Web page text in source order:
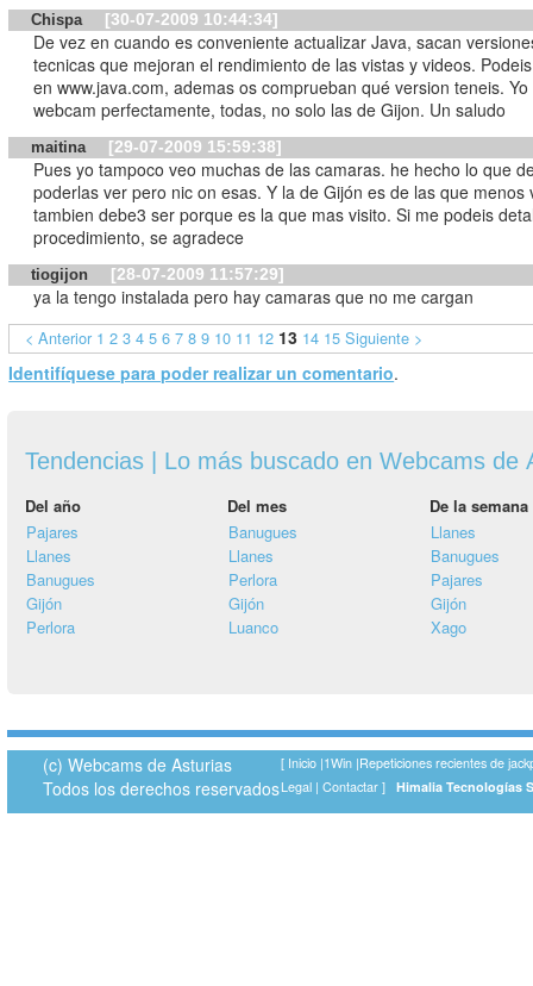
Chispa [30-07-2009 10:44:34]
De vez en cuando es conveniente actualizar Java, sacan
tecnicas que mejoran el rendimiento de las vistas y videos.
en www.java.com, ademas os comprueban qué version teneis.
webcam perfectamente, todas, no solo las de Gijon. Un saludo
maitina [29-07-2009 15:59:38]
Pues yo tampoco veo muchas de las camaras. he hecho lo que
poderlas ver pero nic on esas. Y la de Gijón es de las que menos
tambien debe3 ser porque es la que mas visito. Si me podeis
procedimiento, se agradece
tiogijon [28-07-2009 11:57:29]
ya la tengo instalada pero hay camaras que no me cargan
< Anterior 1 2 3 4 5 6 7 8 9 10 11 12 13 14 15 Siguiente >
Identifíquese para poder realizar un comentario.
Tendencias | Lo más buscado en Webcams de
Del año Del mes
De la semana
Pajares
Llanes
Banugues
Gijón
Perlora
Banugues
Llanes
Perlora
Gijón
Luanco
Llanes
Banugues
Pajares
Gijón
Xago
(c) Webcams de Asturias
Todos los derechos reservados
[ Inicio |1Win |Repeticiones recientes de
Legal | Contactar Himalia Tecnologías